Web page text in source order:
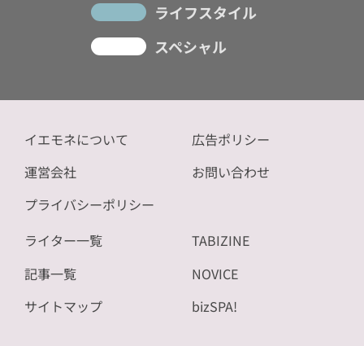
ライフスタイル
スペシャル
イエモネについて
運営会社
プライバシーポリシー
広告ポリシー
お問い合わせ
ライター一覧
記事一覧
サイトマップ
TABIZINE
NOVICE
bizSPA!